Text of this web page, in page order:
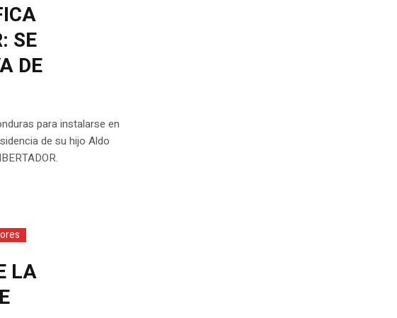
SE
DE
para instalarse en
de su hijo Aldo
LA